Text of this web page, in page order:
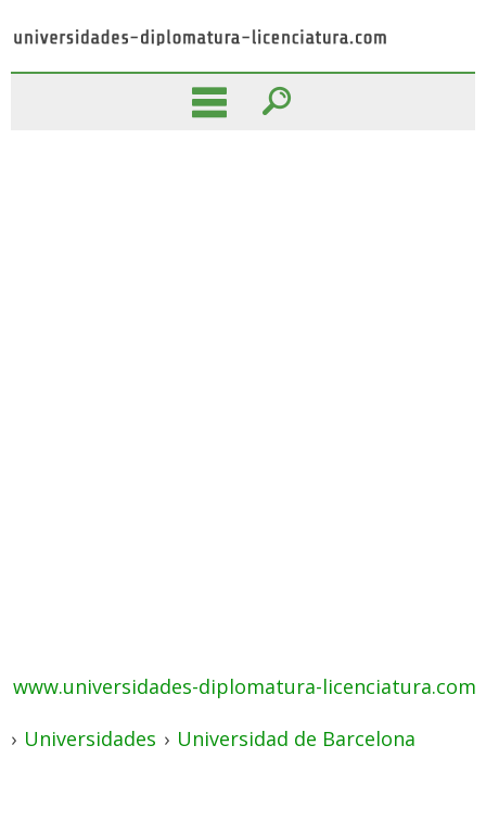
www.universidades-diplomatura-licenciatura.com
› Universidades › Universidad de Barcelona